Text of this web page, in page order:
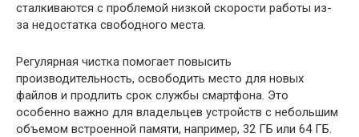
сталкиваются с проблемой низкой скорости работы из-
за недостатка свободного места.
Регулярная чистка помогает повысить
производительность, освободить место для новых
файлов и продлить срок службы смартфона. Это
особенно важно для владельцев устройств с небольшим
объемом встроенной памяти, например, 32 ГБ или 64 ГБ.